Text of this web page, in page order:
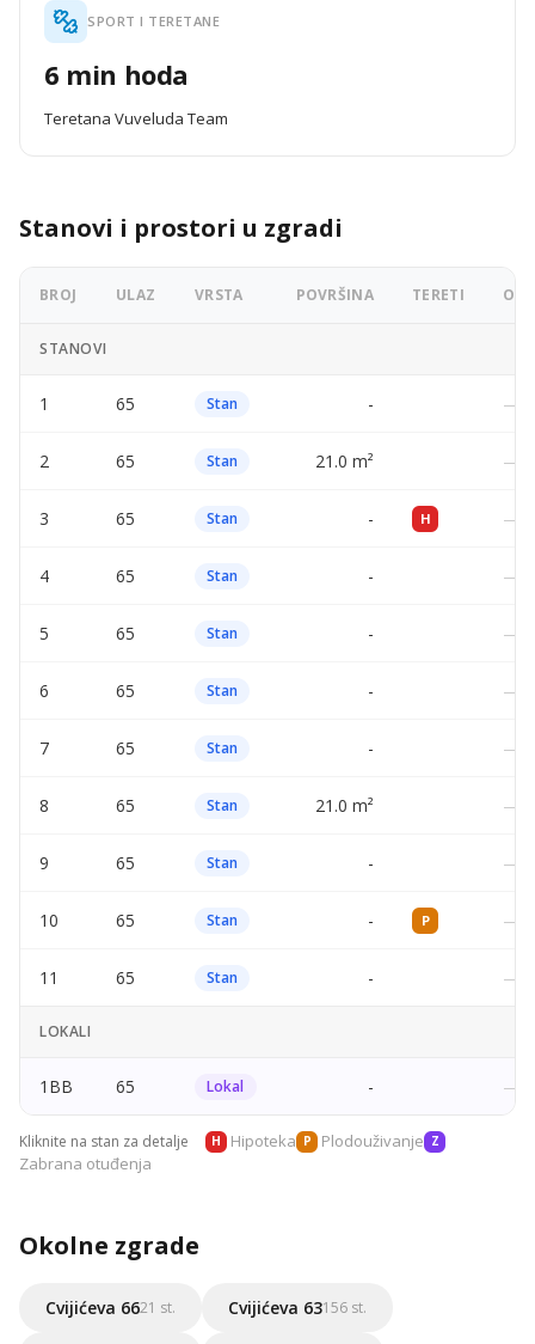
SPORT I TERETANE
6 min hoda
Teretana Vuveluda Team
Stanovi i prostori u zgradi
BROJ ULAZ VRSTA POVRŠINA TERETI
STANOVI
1 65 Stan - —
2 65 Stan 21.0 m² —
3 65 Stan - H —
4 65 Stan - —
5 65 Stan - —
6 65 Stan - —
7 65 Stan - —
8 65 Stan 21.0 m² —
9 65 Stan - —
10 65 Stan - P —
11 65 Stan - —
LOKALI
1BB 65 Lokal - —
Kliknite na stan za detalje H Hipoteka P Plodouživanje Z
Zabrana otuđenja
Okolne zgrade
Cvijićeva 6621 st. Cvijićeva 63156 st.